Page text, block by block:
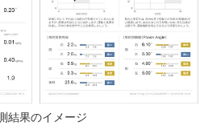
結果のイメージ